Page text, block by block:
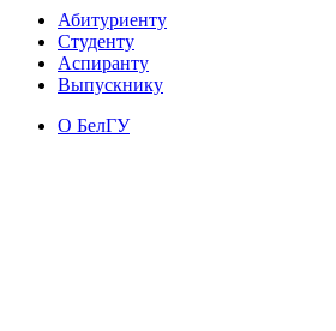
Абитуриенту
Студенту
Аспиранту
Выпускнику
О БелГУ